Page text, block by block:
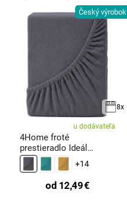
Český výrobok
8x
u dodávateľa
4Home froté
prestieradlo Ideál
antracit
+14
od 12,49€